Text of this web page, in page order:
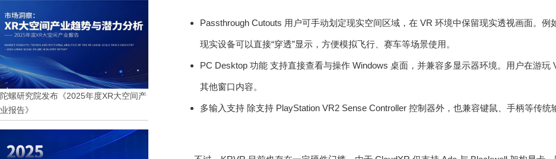
陀螺研究院发布《2025年度XR大空间产
业报告》
Passthrough Cutouts 用户可手动划定现实空间区域，在 VR 环境中保留现实透视画面。例
现实设备可以直接“穿透”显示，方便模拟飞行、赛车等场景使用。
PC Desktop 功能 支持直接查看与操作 Windows 桌面，并兼容多显示器环境。用户在游玩
其他窗口内容。
多输入支持 除支持 PlayStation VR2 Sense Controller 控制器外，也兼容键鼠、手柄等传统